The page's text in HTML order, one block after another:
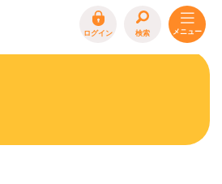
ログイン 検索